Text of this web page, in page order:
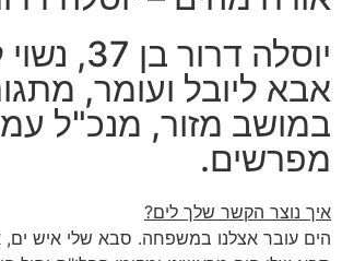
יוסלה דרור בן
אבא ליובל ועומר,
במושב מזור, מנכ"ל
מפרשים.
איך נוצר הקשר שלך לים?
הים עובר אצלנו במשפחה. סבא שלי איש ים,